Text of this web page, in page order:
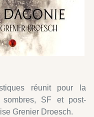
réunit pour la
sombres, SF et post-
Grenier Droesch.